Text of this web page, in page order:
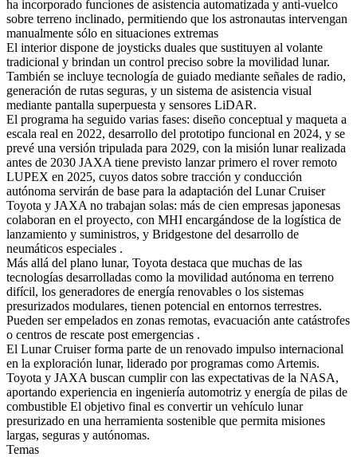
ha incorporado funciones de asistencia automatizada y anti-vuelco
sobre terreno inclinado, permitiendo que los astronautas intervengan
manualmente sólo en situaciones extremas
El interior dispone de joysticks duales que sustituyen al volante
tradicional y brindan un control preciso sobre la movilidad lunar.
También se incluye tecnología de guiado mediante señales de radio,
generación de rutas seguras, y un sistema de asistencia visual
mediante pantalla superpuesta y sensores LiDAR.
El programa ha seguido varias fases: diseño conceptual y maqueta a
escala real en 2022, desarrollo del prototipo funcional en 2024, y se
prevé una versión tripulada para 2029, con la misión lunar realizada
antes de 2030 JAXA tiene previsto lanzar primero el rover remoto
LUPEX en 2025, cuyos datos sobre tracción y conducción
autónoma servirán de base para la adaptación del Lunar Cruiser
Toyota y JAXA no trabajan solas: más de cien empresas japonesas
colaboran en el proyecto, con MHI encargándose de la logística de
lanzamiento y suministros, y Bridgestone del desarrollo de
neumáticos especiales .
Más allá del plano lunar, Toyota destaca que muchas de las
tecnologías desarrolladas como la movilidad autónoma en terreno
difícil, los generadores de energía renovables o los sistemas
presurizados modulares, tienen potencial en entornos terrestres.
Pueden ser empelados en zonas remotas, evacuación ante catástrofes
o centros de rescate post emergencias .
El Lunar Cruiser forma parte de un renovado impulso internacional
en la exploración lunar, liderado por programas como Artemis.
Toyota y JAXA buscan cumplir con las expectativas de la NASA,
aportando experiencia en ingeniería automotriz y energía de pilas de
combustible El objetivo final es convertir un vehículo lunar
presurizado en una herramienta sostenible que permita misiones
largas, seguras y autónomas.
Temas